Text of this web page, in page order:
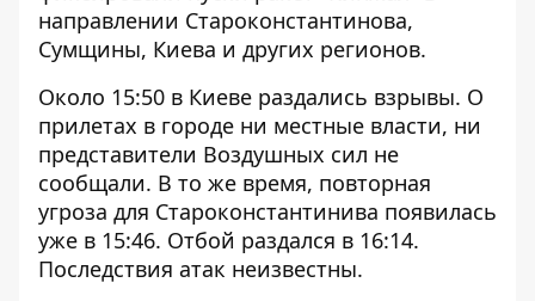
направлении Староконстантинова,
Сумщины, Киева и других регионов.
Около 15:50 в Киеве раздались взрывы. О
прилетах в городе ни местные власти, ни
представители Воздушных сил не
сообщали. В то же время, повторная
угроза для Староконстантинива появилась
уже в 15:46. Отбой раздался в 16:14.
Последствия атак неизвестны.